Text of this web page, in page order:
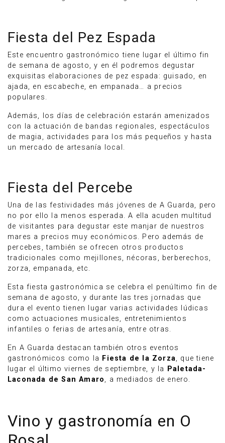
Fiesta del Pez Espada
Este encuentro gastronómico tiene lugar el último fin
de semana de agosto, y en él podremos degustar
exquisitas elaboraciones de pez espada: guisado, en
ajada, en escabeche, en empanada… a precios
populares.
Además, los días de celebración estarán amenizados
con la actuación de bandas regionales, espectáculos
de magia, actividades para los más pequeños y hasta
un mercado de artesanía local.
Fiesta del Percebe
Una de las festividades más jóvenes de A Guarda, pero
no por ello la menos esperada. A ella acuden multitud
de visitantes para degustar este manjar de nuestros
mares a precios muy económicos. Pero además de
percebes, también se ofrecen otros productos
tradicionales como mejillones, nécoras, berberechos,
zorza, empanada, etc.
Esta fiesta gastronómica se celebra el penúltimo fin de
semana de agosto, y durante las tres jornadas que
dura el evento tienen lugar varias actividades lúdicas
como actuaciones musicales, entretenimientos
infantiles o ferias de artesanía, entre otras.
En A Guarda destacan también otros eventos
gastronómicos como la Fiesta de la Zorza, que tiene
lugar el último viernes de septiembre, y la
Paletada-
Laconada de San Amaro, a mediados de enero.
Vino y gastronomía en O